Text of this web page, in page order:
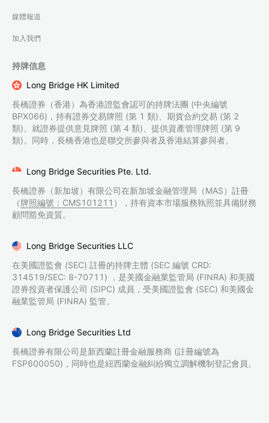
媒體報道
加入我們
持牌信息
Long Bridge HK Limited
長橋證券（香港）為香港證監會認可的持牌法團 (中央編號
BPX066)，持有證券交易牌照 (第 1 類)、期貨合約交易 (第 2
類)、就證券提供意見牌照 (第 4 類)、提供資產管理牌照 (第 9
類)。同時，長橋香港也是聯交所參與者及香港結算參與者。
Long Bridge Securities Pte. Ltd.
長橋證券（新加坡）有限公司在新加坡金融管理局（MAS）註冊
（牌照編號：CMS101211 ），持有資本市場服務執照並具備財務
顧問豁免資質。
Long Bridge Securities LLC
在美國證監會 (SEC) 註冊的持牌主體 (SEC 編號 CRD:
314519/SEC: 8-70711) ，是美國金融業監管局 (FINRA) 和美國
證券投資者保護公司 (SIPC) 成員，受美國證監會 (SEC) 和美國金
融業監管局 (FINRA) 監管。
Long Bridge Securities Ltd
長橋證券有限公司是新西蘭註冊金融服務商 (註冊編號為
FSP600050)，同時也是紐西蘭金融糾紛獨立調解機制登記會員。